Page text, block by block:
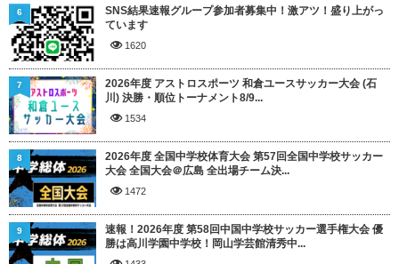
SNS結果速報グループ参加者募集中！激アツ！盛り上がっ
ています
1620
6
2026年度 アストロスポーツ 和倉ユースサッカー大会 (石
川) 決勝・順位トーナメント8/9...
1534
7
2026年度 全国中学校体育大会 第57回全国中学校サッカー
大会 全国大会＠広島 全出場チーム決...
1472
8
速報！2026年度 第58回中国中学校サッカー選手権大会 優
勝は高川学園中学校！岡山学芸館清秀中...
9